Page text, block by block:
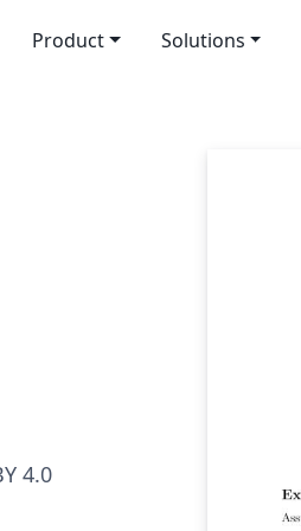
Product Solutions
4.0